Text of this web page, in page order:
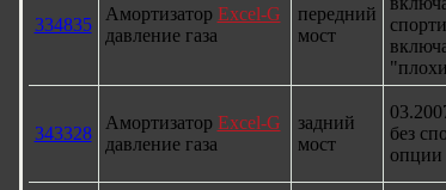
334835
Амортизатор Excel-G
давление газа
передний
мост
343328
Амортизатор Excel-G
давление газа
задний
мост
без
опции